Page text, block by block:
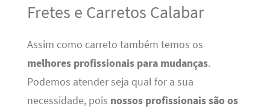
Fretes e Carretos Calabar
Assim como carreto também temos os
melhores profissionais para mudanças.
Podemos atender seja qual for a sua
necessidade, pois nossos profissionais são os